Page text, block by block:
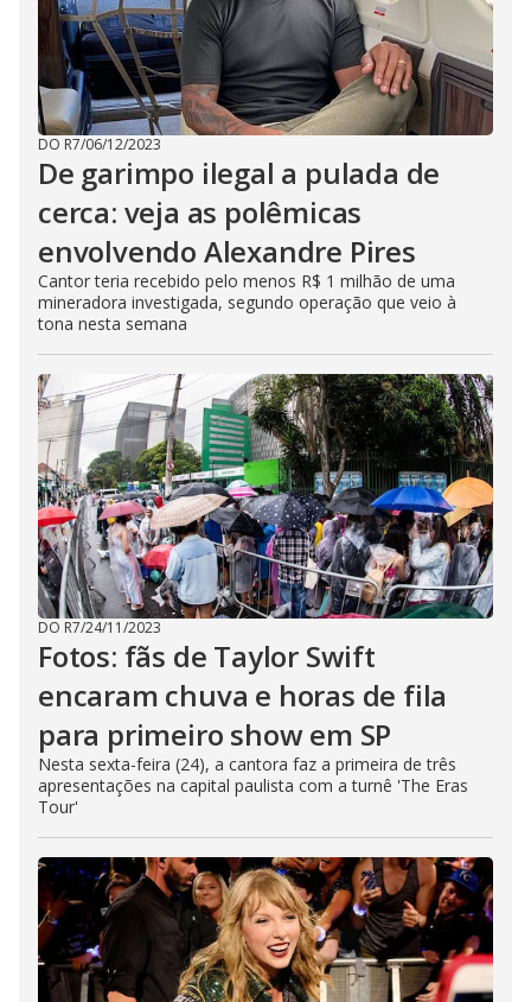
DO R7/06/12/2023
De garimpo ilegal a pulada de
cerca: veja as polêmicas
envolvendo Alexandre Pires
Cantor teria recebido pelo menos R$ 1 milhão de uma
mineradora investigada, segundo operação que veio à
tona nesta semana
DO R7/24/11/2023
Fotos: fãs de Taylor Swift
encaram chuva e horas de fila
para primeiro show em SP
Nesta sexta-feira (24), a cantora faz a primeira de três
apresentações na capital paulista com a turnê 'The Eras
Tour'